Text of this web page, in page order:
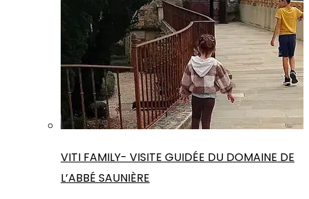
VITI FAMILY- VISITE GUIDÉE DU DOMAINE DE
L’ABBÉ SAUNIÈRE